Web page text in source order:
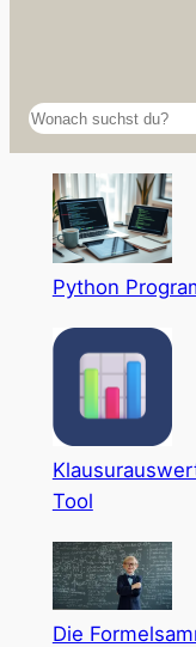
Suchen
Python
Tool
Die